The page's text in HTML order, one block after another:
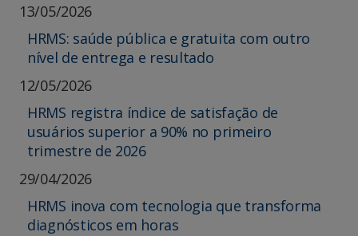
13/05/2026
HRMS: saúde pública e gratuita com outro
nível de entrega e resultado
12/05/2026
HRMS registra índice de satisfação de
usuários superior a 90% no primeiro
trimestre de 2026
29/04/2026
HRMS inova com tecnologia que transforma
diagnósticos em horas